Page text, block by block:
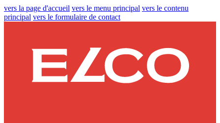
vers la page d'accueil vers le menu principal vers le contenu
principal vers le formulaire de contact